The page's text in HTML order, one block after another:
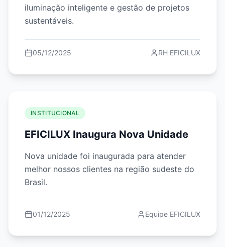
iluminação inteligente e gestão de projetos
sustentáveis.
05/12/2025 RH EFICILUX
INSTITUCIONAL
EFICILUX Inaugura Nova Unidade
Nova unidade foi inaugurada para atender
melhor nossos clientes na região sudeste do
Brasil.
01/12/2025 Equipe EFICILUX